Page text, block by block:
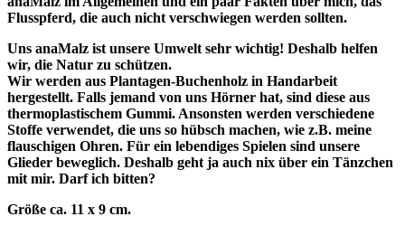
Flusspferd, die auch nicht verschwiegen werden sollten.
Uns anaMalz ist unsere Umwelt sehr wichtig! Deshalb helfen
wir, die Natur zu schützen.
Wir werden aus Plantagen-Buchenholz in Handarbeit
hergestellt. Falls jemand von uns Hörner hat, sind diese aus
thermoplastischem Gummi. Ansonsten werden verschiedene
Stoffe verwendet, die uns so hübsch machen, wie z.B. meine
flauschigen Ohren. Für ein lebendiges Spielen sind unsere
Glieder beweglich. Deshalb geht ja auch nix über ein Tänzchen
mit mir. Darf ich bitten?
Größe ca. 11 x 9 cm.